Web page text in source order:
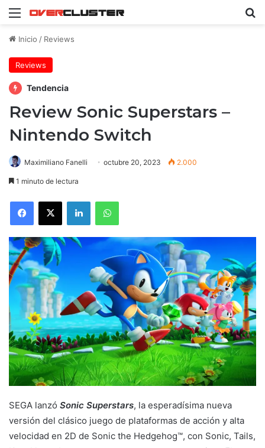
Menú
Inicio / Reviews
Reviews
Tendencia
Review Sonic Superstars –
Nintendo Switch
Maximiliano Fanelli octubre 20, 2023 2.000
1 minuto de lectura
Facebook
X LinkedInWhatsApp
SEGA lanzó Sonic Superstars, la esperadísima nueva
versión del clásico juego de plataformas de acción y alta
velocidad en 2D de Sonic the Hedgehog™, con Sonic, Tails,